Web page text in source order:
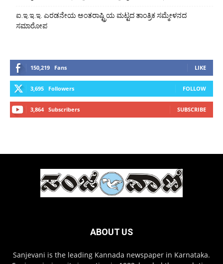
ಐ.ಇ.ಇ.ಇ. ಎರಡನೇಯ ಅಂತರಾಷ್ಟ್ರಿಯ ಮಟ್ಟದ ತಾಂತ್ರಿಕ ಸಮ್ಮೇಳನದ
ಸಮಾರೋಪ
150,219 Fans LIKE
3,695 Followers FOLLOW
3,864 Subscribers SUBSCRIBE
ABOUT US
Sanjevani is the leading Kannada newspaper in Karnataka.